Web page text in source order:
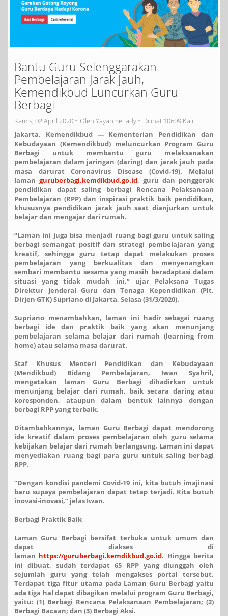
Bantu Guru Selenggarakan
Pembelajaran Jarak Jauh,
Kemendikbud Luncurkan Guru
Berbagi
Kamis, 02 April 2020 ~ Oleh Yayan Setiady ~ Dilihat 10609 Kali
Jakarta, Kemendikbud --- Kementerian Pendidikan dan
Kebudayaan (Kemendikbud) meluncurkan Program Guru
Berbagi untuk membantu guru melaksanakan
pembelajaran dalam jaringan (daring) dan jarak jauh pada
masa darurat Coronavirus Disease (Covid-19). Melalui
laman guruberbagi.kemdikbud.go.id, guru dan penggerak
pendidikan dapat saling berbagi Rencana Pelaksanaan
Pembelajaran (RPP) dan inspirasi praktik baik pendidikan,
khususnya pendidikan jarak jauh saat dianjurkan untuk
belajar dan mengajar dari rumah.
“Laman ini juga bisa menjadi ruang bagi guru untuk saling
berbagi semangat positif dan strategi pembelajaran yang
kreatif, sehingga guru tetap dapat melakukan proses
pembelajaran yang berkualitas dan menyenangkan
sembari membantu sesama yang masih beradaptasi dalam
situasi yang tidak mudah ini,” ujar Pelaksana Tugas
Direktur Jenderal Guru dan Tenaga Kependidikan (Plt.
Dirjen GTK) Supriano di Jakarta, Selasa (31/3/2020).
Supriano menambahkan, laman ini hadir sebagai ruang
berbagi ide dan praktik baik yang akan menunjang
pembelajaran selama belajar dari rumah (learning from
home) atau selama masa darurat.
Staf Khusus Menteri Pendidikan dan Kebudayaan
(Mendikbud) Bidang Pembelajaran, Iwan Syahril,
mengatakan laman Guru Berbagi dihadirkan untuk
menunjang belajar dari rumah, baik secara daring atau
koresponden, ataupun dalam bentuk lainnya dengan
berbagi RPP yang terbaik.
Ditambahkannya, laman Guru Berbagi dapat mendorong
ide kreatif dalam proses pembelajaran oleh guru selama
kebijakan belajar dari rumah berlangsung. Laman ini dapat
menyediakan ruang bagi para guru untuk saling berbagi
RPP.
“Dengan kondisi pandemi Covid-19 ini, kita butuh imajinasi
baru supaya pembelajaran dapat tetap terjadi. Kita butuh
inovasi-inovasi,” jelas Iwan.
Berbagi Praktik Baik
Laman Guru Berbagi bersifat terbuka untuk umum dan
dapat diakses di
laman https://guruberbagi.kemdikbud.go.id. Hingga berita
ini dibuat, sudah terdapat 65 RPP yang diunggah oleh
sejumlah guru yang telah mengakses portal tersebut.
Terdapat tiga fitur utama pada Laman Guru Berbagi yaitu
ada tiga hal dapat dibagikan melalui program Guru Berbagi,
yaitu: (1) Berbagi Rencana Pelaksanaan Pembelajaran; (2)
Berbagi Bacaan; dan (3) Berbagi Aksi.